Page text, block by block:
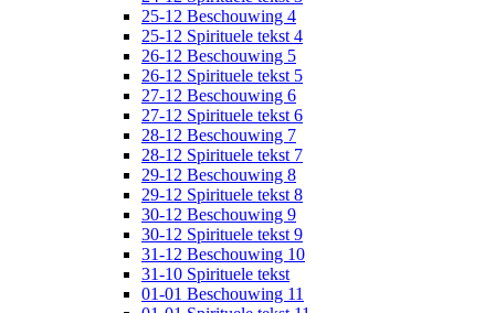
25-12 Beschouwing 4
25-12 Spirituele tekst 4
26-12 Beschouwing 5
26-12 Spirituele tekst 5
27-12 Beschouwing 6
27-12 Spirituele tekst 6
28-12 Beschouwing 7
28-12 Spirituele tekst 7
29-12 Beschouwing 8
29-12 Spirituele tekst 8
30-12 Beschouwing 9
30-12 Spirituele tekst 9
31-12 Beschouwing 10
31-10 Spirituele tekst
01-01 Beschouwing 11